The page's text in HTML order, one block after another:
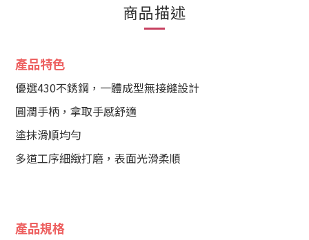
商品描述
產品特色
優選430不銹鋼，一體成型無接縫設計
圓潤手柄，拿取手感舒適
塗抹滑順均勻
多道工序細緻打磨，表面光滑柔順
產品規格